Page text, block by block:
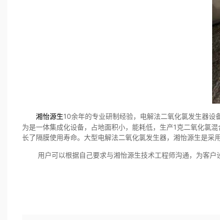
湘怡源生10余年的专业研制经验，电解法二氧化氯发生器
为是一体集成化设备，占地面积小，能耗低，生产1克二氧化氯
长了隔膜使用寿命。大型电解法二氧化氯发生器，湘怡源生是
用户可以根据自己要求与湘怡源生技术工程师沟通，为客